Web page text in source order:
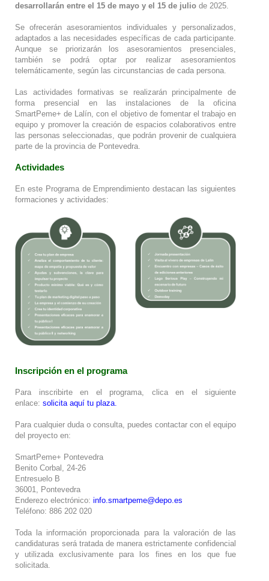
desarrollarán entre el 15 de mayo y el 15 de julio de 2025.
Se ofrecerán asesoramientos individuales y personalizados,
adaptados a las necesidades específicas de cada participante.
Aunque se priorizarán los asesoramientos presenciales,
también se podrá optar por realizar asesoramientos
telemáticamente, según las circunstancias de cada persona.
Las actividades formativas se realizarán principalmente de
forma presencial en las instalaciones de la oficina
SmartPeme+ de Lalín, con el objetivo de fomentar el trabajo en
equipo y promover la creación de espacios colaborativos entre
las personas seleccionadas, que podrán provenir de cualquiera
parte de la provincia de Pontevedra.
Actividades
En este Programa de Emprendimiento destacan las siguientes
formaciones y actividades:
Inscripción en el programa
Para inscribirte en el programa, clica en el siguiente
enlace: solicita aquí tu plaza.
Para cualquier duda o consulta, puedes contactar con el equipo
del proyecto en:
SmartPeme+ Pontevedra
Benito Corbal, 24-26
Entresuelo B
36001, Pontevedra
Enderezo electrónico: info.smartpeme@depo.es
Teléfono: 886 202 020
Toda la información proporcionada para la valoración de las
candidaturas será tratada de manera estrictamente confidencial
y utilizada exclusivamente para los fines en los que fue
solicitada.